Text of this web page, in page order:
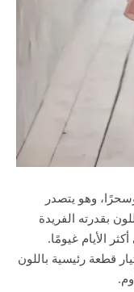
وهو يتصدر
يتميز هذا اللون بقدرته الفريدة
الأيام غيومًا.
قطعة رئيسية باللون